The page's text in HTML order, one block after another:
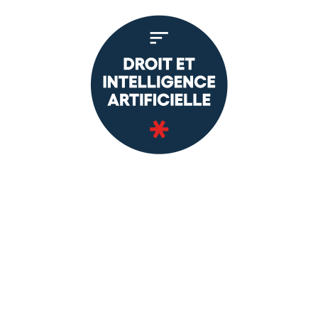
intelligence
artificielle
Le certificat de formation continue
(CAS) Droit et intelligence artificielle
vise à renforcer le rôle des
professions juridiques dans la
révolution induite par l’intelligence
artificielle (10 ECTS)